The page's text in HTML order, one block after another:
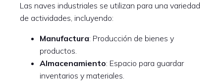
Las naves industriales se utilizan para una variedad
de actividades, incluyendo:
Manufactura: Producción de bienes y
productos.
Almacenamiento: Espacio para guardar
inventarios y materiales.